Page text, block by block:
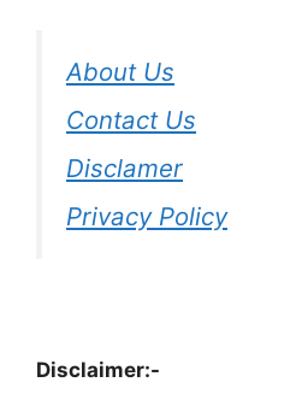
About Us
Contact Us
Disclamer
Privacy Policy
Disclaimer:-